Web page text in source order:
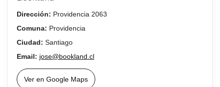
Dirección: Providencia 2063
Comuna: Providencia
Ciudad: Santiago
Email: jose@bookland.cl
Ver en Google Maps